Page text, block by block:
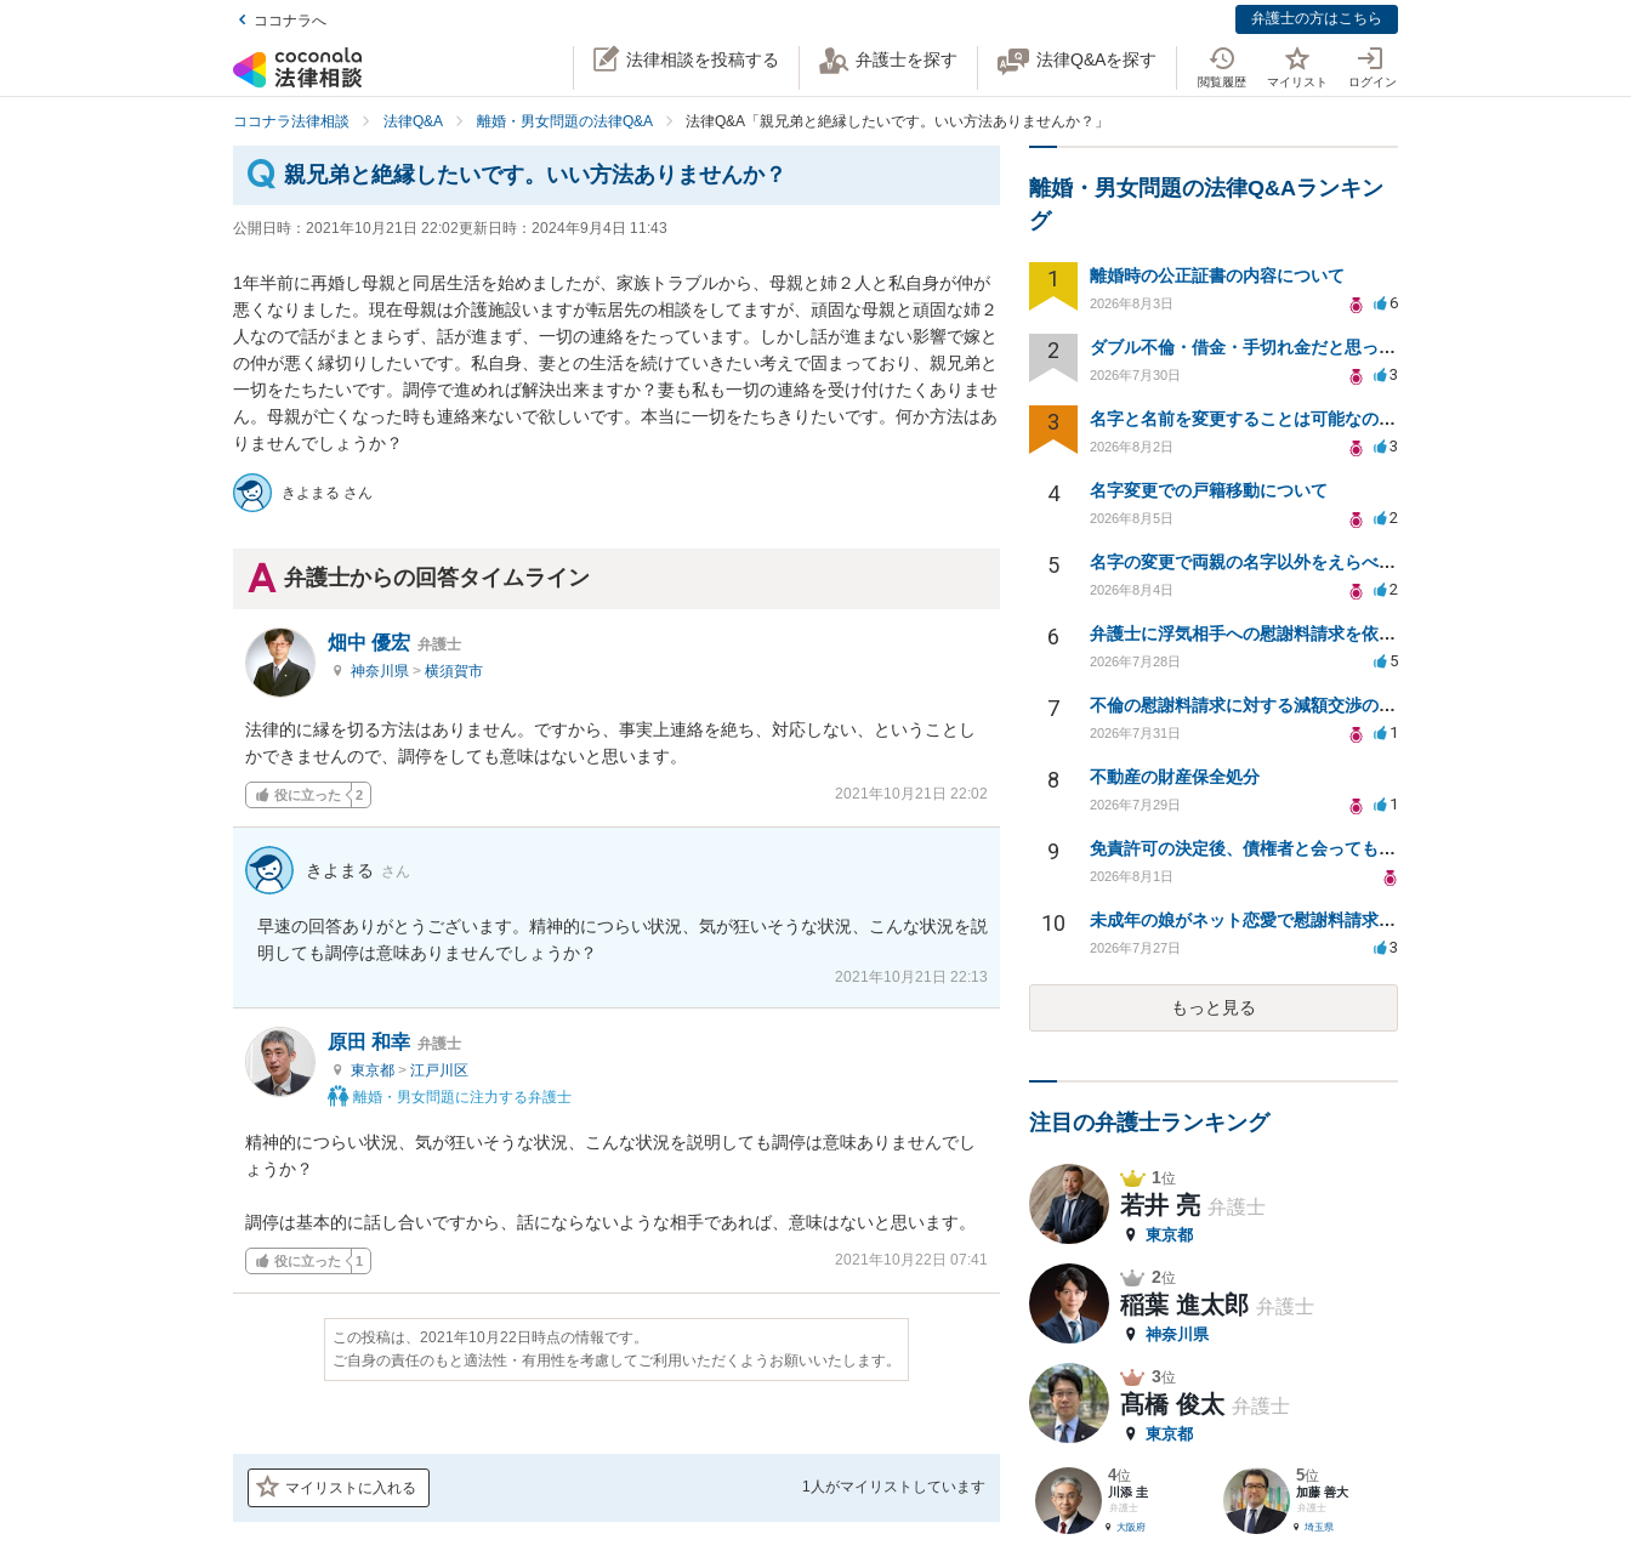
ココナラへ 弁護士の方はこちら
法律相談を投稿する 弁護士を探す 法律Q&Aを探す
閲覧履歴 マイリスト ログイン
ココナラ法律相談 法律Q&A 離婚・男女問題の法律Q&A 法律Q&A「親兄弟と絶縁したいです。いい方法ありませんか？」
親兄弟と絶縁したいです。いい方法ありませんか？
公開日時： 2021年10月21日 22:02更新日時： 2024年9月4日 11:43
1年半前に再婚し母親と同居生活を始めましたが、家族トラブルから、母親と姉２人と私自身が仲が
悪くなりました。現在母親は介護施設いますが転居先の相談をしてますが、頑固な母親と頑固な姉２
人なので話がまとまらず、話が進まず、一切の連絡をたっています。しかし話が進まない影響で嫁と
の仲が悪く縁切りしたいです。私自身、妻との生活を続けていきたい考えで固まっており、親兄弟と
一切をたちたいです。調停で進めれば解決出来ますか？妻も私も一切の連絡を受け付けたくありませ
ん。母親が亡くなった時も連絡来ないで欲しいです。本当に一切をたちきりたいです。何か方法はあ
りませんでしょうか？
きよまる さん
弁護士からの回答タイムライン
畑中 優宏 弁護士
神奈川県 > 横須賀市
法律的に縁を切る方法はありません。ですから、事実上連絡を絶ち、対応しない、ということし
かできませんので、調停をしても意味はないと思います。
役に立った 2 2021年10月21日 22:02
きよまる さん
早速の回答ありがとうございます。精神的につらい状況、気が狂いそうな状況、こんな状況を説
明しても調停は意味ありませんでしょうか？
2021年10月21日 22:13
原田 和幸 弁護士
東京都 > 江戸川区
離婚・男女問題に注力する弁護士
精神的につらい状況、気が狂いそうな状況、こんな状況を説明しても調停は意味ありませんでし
ょうか？
調停は基本的に話し合いですから、話にならないような相手であれば、意味はないと思います。
役に立った 1 2021年10月22日 07:41
この投稿は、2021年10月22日時点の情報です。
ご自身の責任のもと適法性・有用性を考慮してご利用いただくようお願いいたします。
マイリストに入れる 1人がマイリストしています
離婚・男女問題の法律Q&Aランキン
グ
1 離婚時の公正証書の内容について
2026年8月3日 6
2 ダブル不倫・借金・手切れ金だと思っていたお金を1年後いまさら脅迫罪として通知書が来てまとめて請求
2026年7月30日 3
3 名字と名前を変更することは可能なのか？
2026年8月2日 3
4 名字変更での戸籍移動について
2026年8月5日 2
5 名字の変更で両親の名字以外をえらべるのか？
2026年8月4日 2
6 弁護士に浮気相手への慰謝料請求を依頼する費用相場は？
2026年7月28日 5
7 不倫の慰謝料請求に対する減額交渉の可能性と対策
2026年7月31日 1
8 不動産の財産保全処分
2026年7月29日 1
9 免責許可の決定後、債権者と会ってもいいのか？
2026年8月1日
10 未成年の娘がネット恋愛で慰謝料請求を受けた場合の対処法は？
2026年7月27日 3
もっと見る
注目の弁護士ランキング
1位
若井 亮 弁護士
東京都
2位
稲葉 進太郎 弁護士
神奈川県
3位
髙橋 俊太 弁護士
東京都
4位
川添 圭
弁護士
大阪府
5位
加藤 善大
弁護士
埼玉県